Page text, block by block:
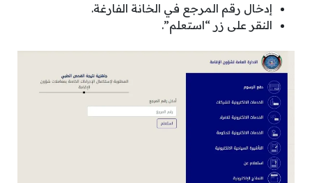
إدخال رقم المرجع في الخانة الفارغة.
النقر على زر “استعلم”.